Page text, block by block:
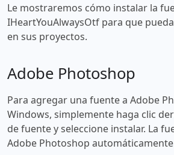
Le mostraremos cómo instalar la
IHeartYouAlwaysOtf para que
en sus proyectos.
Adobe Photoshop
Para agregar una fuente a Adobe
Windows, simplemente haga clic
de fuente y seleccione instalar. La
Adobe Photoshop